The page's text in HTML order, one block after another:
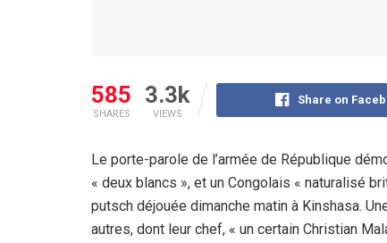
585
SHARES
3.3k
VIEWS
Share on
Le porte-parole de l’armée de République
« deux blancs », et un Congolais « naturalisé
putsch déjouée dimanche matin à Kinshasa.
autres, dont leur chef, « un certain Christian